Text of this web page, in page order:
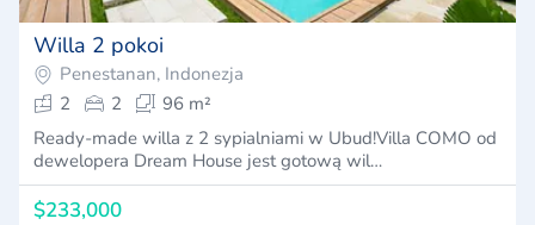
Willa 2 pokoi
Penestanan, Indonezja
2
2
96 m²
Ready-made willa z 2 sypialniami w Ubud!Villa COMO od
dewelopera Dream House jest gotową wil…
$233,000